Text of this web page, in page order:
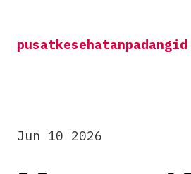
contentpusatkesehatanpadangid
Jun 10 2026